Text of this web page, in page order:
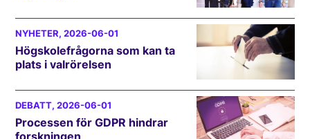
NYHETER, 2026-06-01
Högskolefrågorna som kan ta
plats i valrörelsen
DEBATT, 2026-06-01
Processen för GDPR hindrar
forskningen